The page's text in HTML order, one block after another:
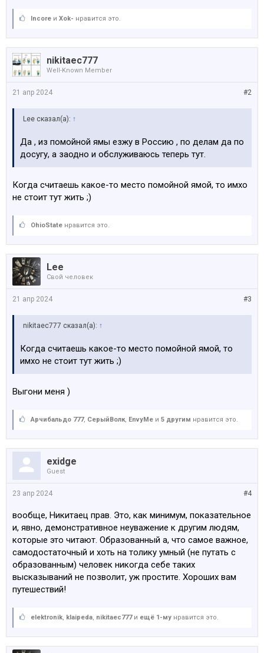
Incore и Xok- нравится это.
nikitaec777
Well-Known Member
#2
21 апр 2024
Lee сказал(а): ↑
Да , из помойной ямы езжу в Россию , по делам да по
досугу, а заодно и обслуживаюсь теперь тут.
Когда считаешь какое-то место помойной ямой, то имхо
не стоит тут жить ;)
OhioState нравится это.
Lee
Свой человек
#3
21 апр 2024
nikitaec777 сказал(а): ↑
Когда считаешь какое-то место помойной ямой, то
имхо не стоит тут жить ;)
Выгони меня )
Арчибальдо 777, СерыйВолк, EnvyMe и 5 другим нравится это.
exidge
Guest
#4
23 апр 2024
вообще, Никитаец прав. Это, как минимум, показательное
и, явно, демонстративное неуважение к другим людям,
которые это читают. Образованный а, что самое важное,
самодостаточный и хоть на толику умный (не путать с
образованным) человек никогда себе таких
высказываний не позволит, уж простите. Хороших вам
путешествий!
elektronik, klaipeda, nikitaec777и ещё 1-му нравится это.